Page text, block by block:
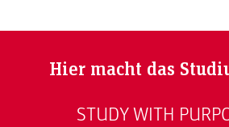
Hier macht das
STUDY WITH